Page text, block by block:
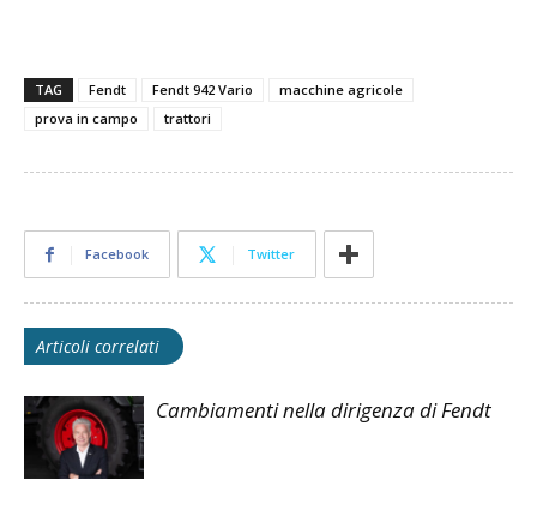
TAG Fendt Fendt 942 Vario
macchine agricole
prova in campo
trattori
Facebook Twitter
Articoli correlati
Cambiamenti nella dirigenza di Fendt